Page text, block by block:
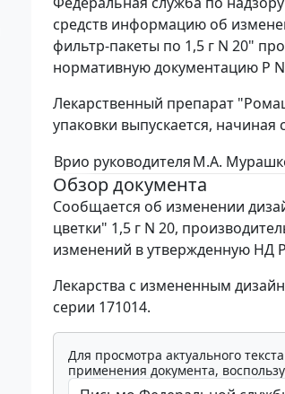
средств информацию об
фильтр-пакеты по 1,5 г N 20"
нормативную документацию Р
Лекарственный препарат
упаковки выпускается, начиная
Врио руководителяМ.А.
Обзор документа
Сообщается об изменении
цветки" 1,5 г N 20,
изменений в утвержденную НД
Лекарства с измененным
серии 171014.
Для просмотра актуального
применения документа,